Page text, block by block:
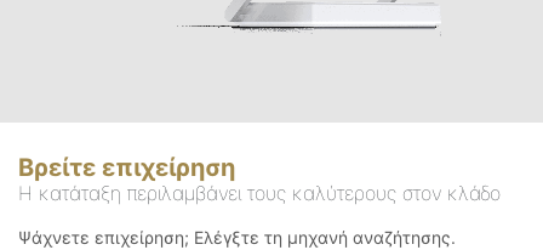
Βρείτε επιχείρηση
Η κατάταξη περιλαμβάνει τους καλύτερους στον κλάδο
Ψάχνετε επιχείρηση; Ελέγξτε τη μηχανή αναζήτησης.